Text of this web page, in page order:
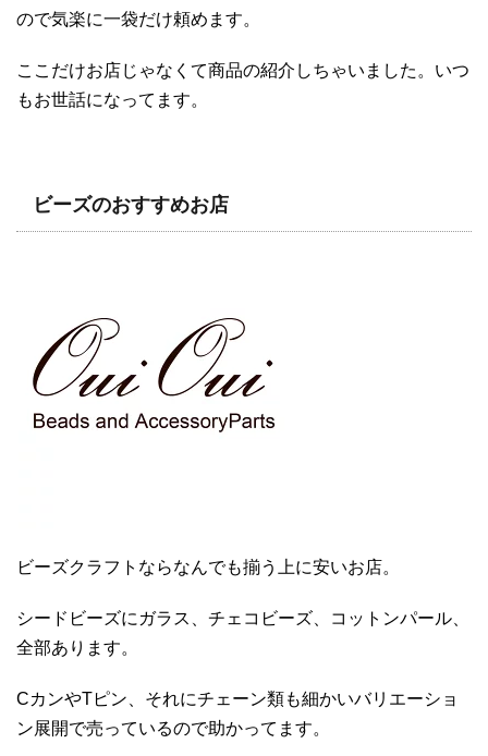
ので気楽に一袋だけ頼めます。
ここだけお店じゃなくて商品の紹介しちゃいました。いつ
もお世話になってます。
ビーズのおすすめお店
ビーズクラフトならなんでも揃う上に安いお店。
シードビーズにガラス、チェコビーズ、コットンパール、
全部あります。
CカンやTピン、それにチェーン類も細かいバリエーショ
ン展開で売っているので助かってます。